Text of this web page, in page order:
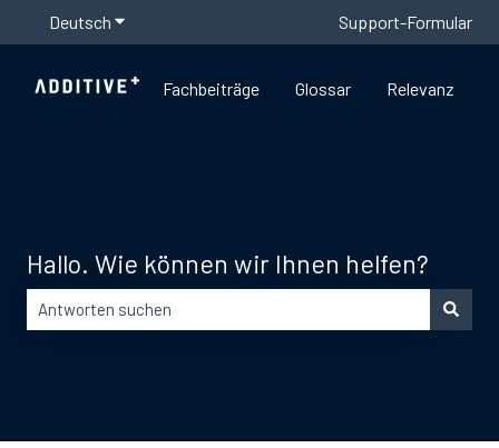
Deutsch Untermenü für Übersetzungen anzeigenSupport-Formular
Fachbeiträge Glossar Relevanz
Hallo. Wie können wir Ihnen helfen?